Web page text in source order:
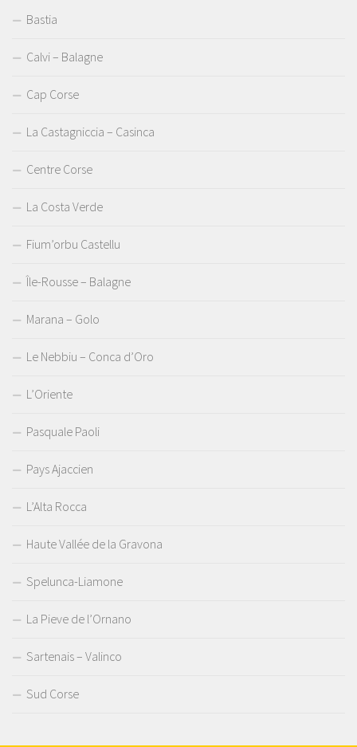
Bastia
Calvi – Balagne
Cap Corse
La Castagniccia – Casinca
Centre Corse
La Costa Verde
Fium’orbu Castellu
Île-Rousse – Balagne
Marana – Golo
Le Nebbiu – Conca d’Oro
L’Oriente
Pasquale Paoli
Pays Ajaccien
L’Alta Rocca
Haute Vallée de la Gravona
Spelunca-Liamone
La Pieve de l’Ornano
Sartenais – Valinco
Sud Corse